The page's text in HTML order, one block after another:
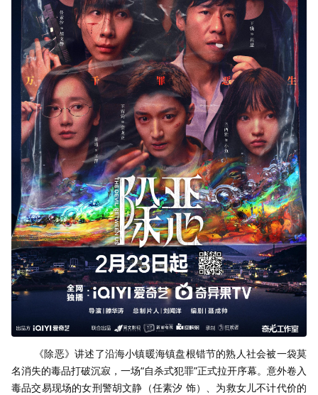
《除恶》讲述了沿海小镇暖海镇盘根错节的熟人社会被一袋莫
名消失的毒品打破沉寂，一场“自杀式犯罪”正式拉开序幕。意外卷入
毒品交易现场的女刑警胡文静（任素汐 饰）、为救女儿不计代价的